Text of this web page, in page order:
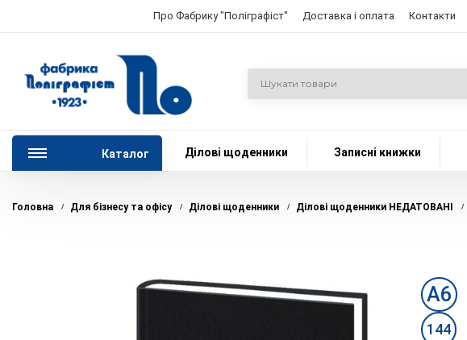
Про Фабрику "Поліграфіст" Доставка і оплата Контакти
Каталог Ділові щоденники Записні книжки
Головна Для бізнесу та офісу Ділові щоденники Ділові щоденники НЕДАТОВАНІ
А6
144